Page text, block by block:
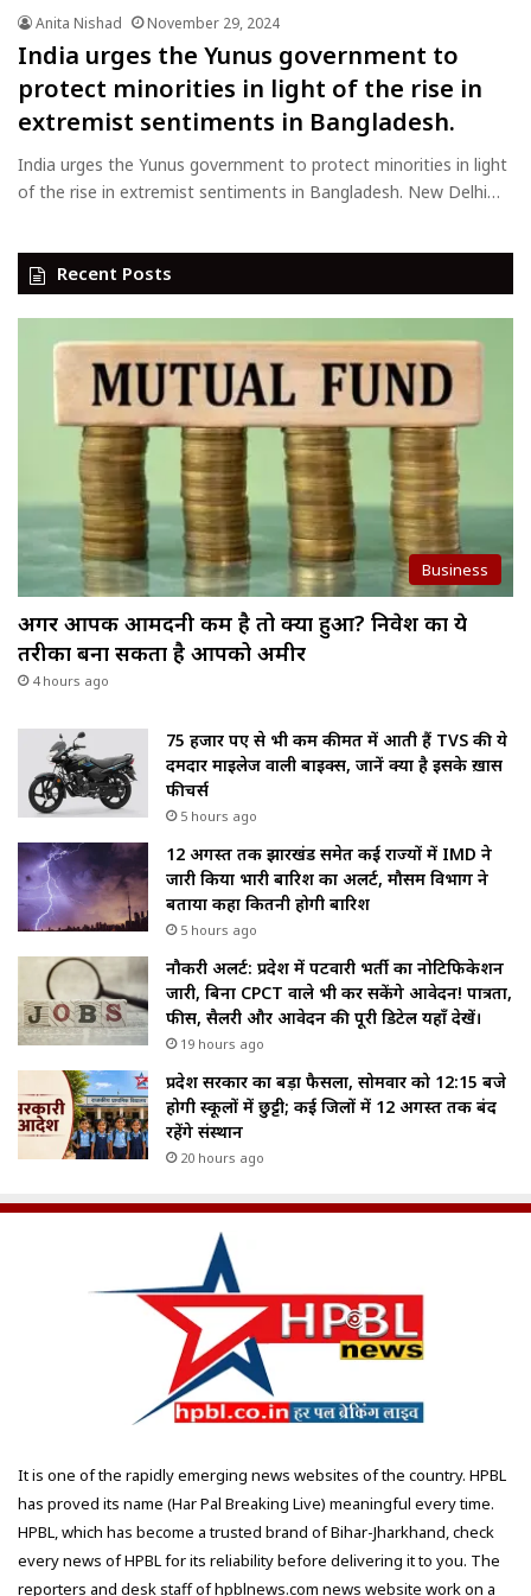
Anita Nishad November 29, 2024
India urges the Yunus government to
protect minorities in light of the rise in
extremist sentiments in Bangladesh.
India urges the Yunus government to protect minorities in light
of the rise in extremist sentiments in Bangladesh. New Delhi…
Recent Posts
Business
अगर आपकी आमदनी कम है तो क्या हुआ? निवेश का ये
तरीका बना सकता है आपको अमीर
4 hours ago
75 हजार रुपए से भी कम कीमत में आती हैं TVS की ये
दमदार माइलेज वाली बाइक्स, जानें क्या है इसके ख़ास
फीचर्स
5 hours ago
12 अगस्त तक झारखंड समेत कई राज्यों में IMD ने
जारी किया भारी बारिश का अलर्ट, मौसम विभाग ने
बताया कहा कितनी होगी बारिश
5 hours ago
नौकरी अलर्ट: प्रदेश में पटवारी भर्ती का नोटिफिकेशन
जारी, बिना CPCT वाले भी कर सकेंगे आवेदन! पात्रता,
फीस, सैलरी और आवेदन की पूरी डिटेल यहाँ देखें।
19 hours ago
प्रदेश सरकार का बड़ा फैसला, सोमवार को 12:15 बजे
होगी स्कूलों में छुट्टी; कई जिलों में 12 अगस्त तक बंद
रहेंगे संस्थान
20 hours ago
It is one of the rapidly emerging news websites of the country. HPBL
has proved its name (Har Pal Breaking Live) meaningful every time.
HPBL, which has become a trusted brand of Bihar-Jharkhand, check
every news of HPBL for its reliability before delivering it to you. The
reporters and desk staff of hpblnews.com news website work on a